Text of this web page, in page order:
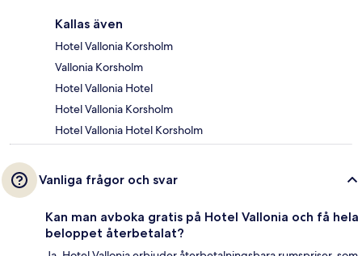
Kallas även
Hotel Vallonia Korsholm
Vallonia Korsholm
Hotel Vallonia Hotel
Hotel Vallonia Korsholm
Hotel Vallonia Hotel Korsholm
Vanliga frågor och svar
Kan man avboka gratis på Hotel Vallonia och få hela
beloppet återbetalat?